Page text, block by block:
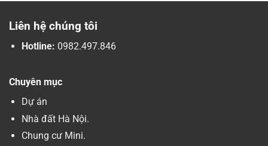
Liên hệ chúng tôi
Hotline: 0982.497.846
Chuyên mục
Dự án
Nhà đất Hà Nội.
Chung cư Mini.